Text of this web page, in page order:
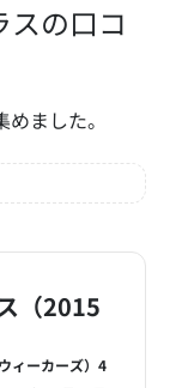
スの口コ
ました。
（2015
ィーカーズ）4